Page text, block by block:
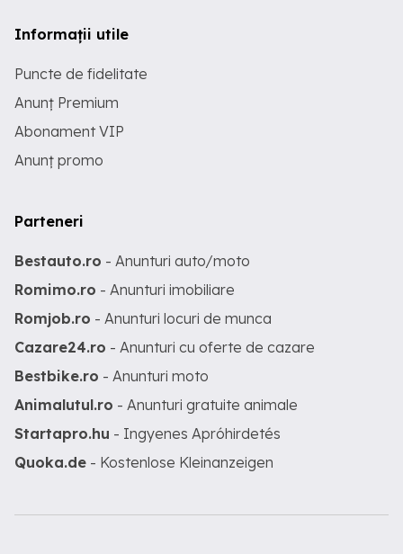
Informații utile
Puncte de fidelitate
Anunț Premium
Abonament VIP
Anunț promo
Parteneri
Bestauto.ro - Anunturi auto/moto
Romimo.ro - Anunturi imobiliare
Romjob.ro - Anunturi locuri de munca
Cazare24.ro - Anunturi cu oferte de cazare
Bestbike.ro - Anunturi moto
Animalutul.ro - Anunturi gratuite animale
Startapro.hu - Ingyenes Apróhirdetés
Quoka.de - Kostenlose Kleinanzeigen